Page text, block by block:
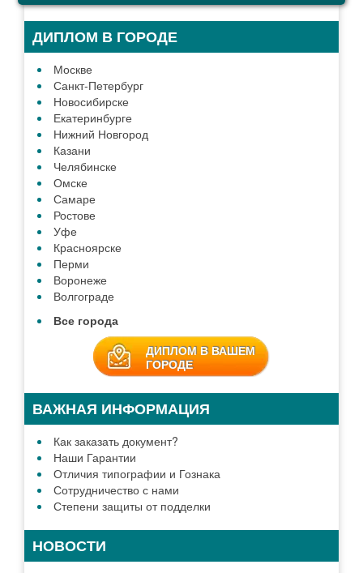
ДИПЛОМ В ГОРОДЕ
Москве
Санкт-Петербург
Новосибирске
Екатеринбурге
Нижний Новгород
Казани
Челябинске
Омске
Самаре
Ростове
Уфе
Красноярске
Перми
Воронеже
Волгограде
Все города
ДИПЛОМ В ВАШЕМ
ГОРОДЕ
ВАЖНАЯ ИНФОРМАЦИЯ
Как заказать документ?
Наши Гарантии
Отличия типографии и Гознака
Сотрудничество с нами
Степени защиты от подделки
НОВОСТИ